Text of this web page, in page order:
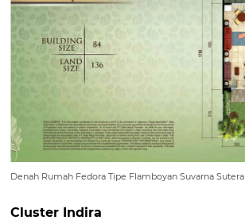
Denah Rumah Fedora Tipe Flamboyan Suvarna Sutera
Cluster Indira